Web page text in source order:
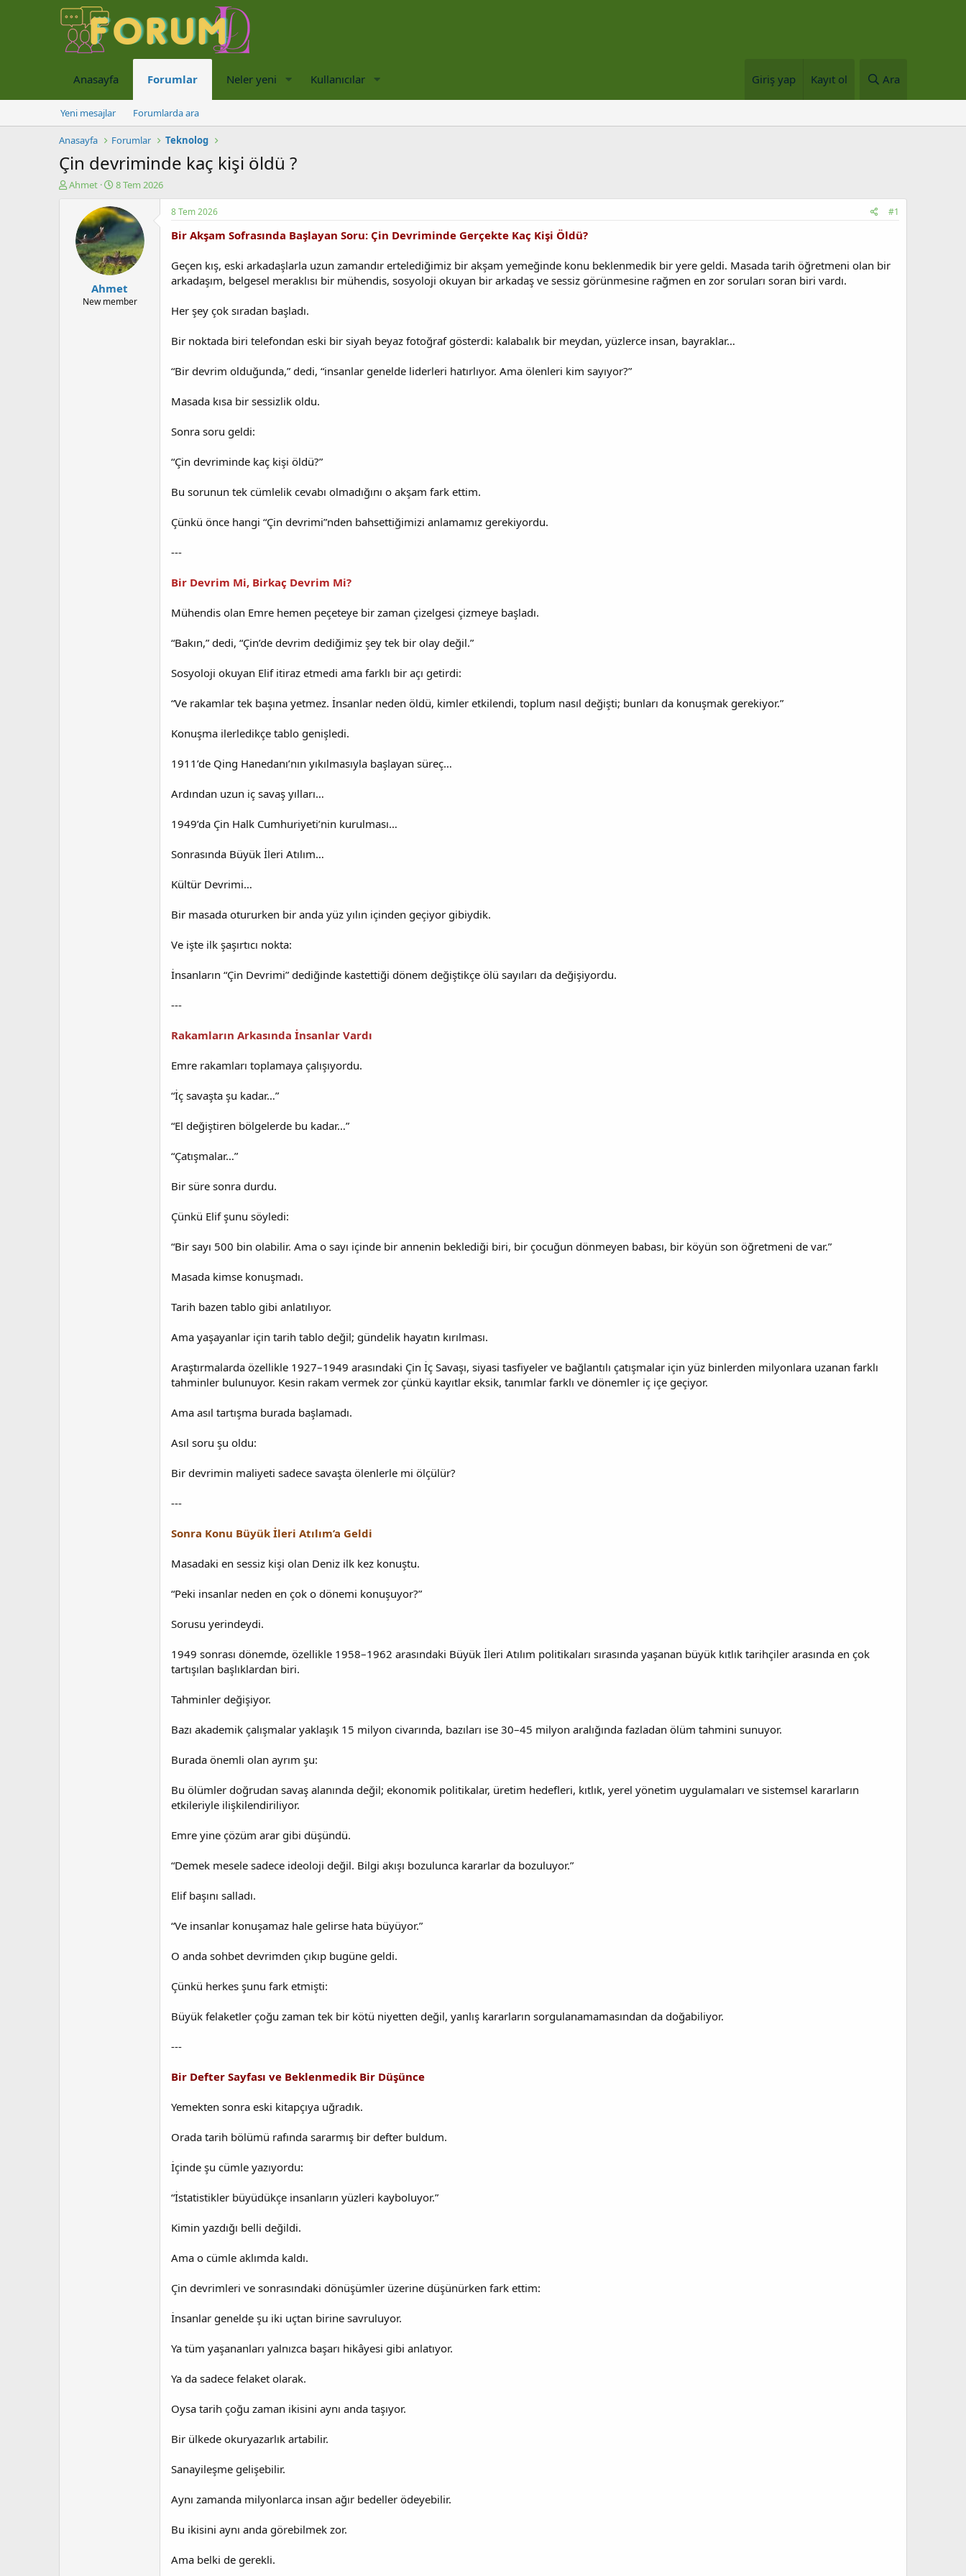
Anasayfa Forumlar Neler yeni Kullanıcılar Giriş yap Kayıt ol Ara
Yeni mesajlar Forumlarda ara
Anasayfa Forumlar Teknolog
Çin devriminde kaç kişi öldü ?
K
Ahmet
B
ş
l
a
n
g
ı
ç
t
8 Tem 2026
Ahmet
New member
8 Tem 2026 #1
Bir Akşam Sofrasında Başlayan Soru: Çin Devriminde Gerçekte Kaç Kişi Öldü?
Geçen kış, eski arkadaşlarla uzun zamandır ertelediğimiz bir akşam yemeğinde konu beklenmedik bir yere geldi. Masada tarih öğretmeni olan bir
arkadaşım, belgesel meraklısı bir mühendis, sosyoloji okuyan bir arkadaş ve sessiz görünmesine rağmen en zor soruları soran biri vardı.
Her şey çok sıradan başladı.
Bir noktada biri telefondan eski bir siyah beyaz fotoğraf gösterdi: kalabalık bir meydan, yüzlerce insan, bayraklar…
“Bir devrim olduğunda,” dedi, “insanlar genelde liderleri hatırlıyor. Ama ölenleri kim sayıyor?”
Masada kısa bir sessizlik oldu.
Sonra soru geldi:
“Çin devriminde kaç kişi öldü?”
Bu sorunun tek cümlelik cevabı olmadığını o akşam fark ettim.
Çünkü önce hangi “Çin devrimi”nden bahsettiğimizi anlamamız gerekiyordu.
---
Bir Devrim Mi, Birkaç Devrim Mi?
Mühendis olan Emre hemen peçeteye bir zaman çizelgesi çizmeye başladı.
“Bakın,” dedi, “Çin’de devrim dediğimiz şey tek bir olay değil.”
Sosyoloji okuyan Elif itiraz etmedi ama farklı bir açı getirdi:
“Ve rakamlar tek başına yetmez. İnsanlar neden öldü, kimler etkilendi, toplum nasıl değişti; bunları da konuşmak gerekiyor.”
Konuşma ilerledikçe tablo genişledi.
1911’de Qing Hanedanı’nın yıkılmasıyla başlayan süreç…
Ardından uzun iç savaş yılları…
1949’da Çin Halk Cumhuriyeti’nin kurulması…
Sonrasında Büyük İleri Atılım…
Kültür Devrimi…
Bir masada otururken bir anda yüz yılın içinden geçiyor gibiydik.
Ve işte ilk şaşırtıcı nokta:
İnsanların “Çin Devrimi” dediğinde kastettiği dönem değiştikçe ölü sayıları da değişiyordu.
---
Rakamların Arkasında İnsanlar Vardı
Emre rakamları toplamaya çalışıyordu.
“İç savaşta şu kadar…”
“El değiştiren bölgelerde bu kadar…”
“Çatışmalar…”
Bir süre sonra durdu.
Çünkü Elif şunu söyledi:
“Bir sayı 500 bin olabilir. Ama o sayı içinde bir annenin beklediği biri, bir çocuğun dönmeyen babası, bir köyün son öğretmeni de var.”
Masada kimse konuşmadı.
Tarih bazen tablo gibi anlatılıyor.
Ama yaşayanlar için tarih tablo değil; gündelik hayatın kırılması.
Araştırmalarda özellikle 1927–1949 arasındaki Çin İç Savaşı, siyasi tasfiyeler ve bağlantılı çatışmalar için yüz binlerden milyonlara uzanan farklı
tahminler bulunuyor. Kesin rakam vermek zor çünkü kayıtlar eksik, tanımlar farklı ve dönemler iç içe geçiyor.
Ama asıl tartışma burada başlamadı.
Asıl soru şu oldu:
Bir devrimin maliyeti sadece savaşta ölenlerle mi ölçülür?
---
Sonra Konu Büyük İleri Atılım’a Geldi
Masadaki en sessiz kişi olan Deniz ilk kez konuştu.
“Peki insanlar neden en çok o dönemi konuşuyor?”
Sorusu yerindeydi.
1949 sonrası dönemde, özellikle 1958–1962 arasındaki Büyük İleri Atılım politikaları sırasında yaşanan büyük kıtlık tarihçiler arasında en çok
tartışılan başlıklardan biri.
Tahminler değişiyor.
Bazı akademik çalışmalar yaklaşık 15 milyon civarında, bazıları ise 30–45 milyon aralığında fazladan ölüm tahmini sunuyor.
Burada önemli olan ayrım şu:
Bu ölümler doğrudan savaş alanında değil; ekonomik politikalar, üretim hedefleri, kıtlık, yerel yönetim uygulamaları ve sistemsel kararların
etkileriyle ilişkilendiriliyor.
Emre yine çözüm arar gibi düşündü.
“Demek mesele sadece ideoloji değil. Bilgi akışı bozulunca kararlar da bozuluyor.”
Elif başını salladı.
“Ve insanlar konuşamaz hale gelirse hata büyüyor.”
O anda sohbet devrimden çıkıp bugüne geldi.
Çünkü herkes şunu fark etmişti:
Büyük felaketler çoğu zaman tek bir kötü niyetten değil, yanlış kararların sorgulanamamasından da doğabiliyor.
---
Bir Defter Sayfası ve Beklenmedik Bir Düşünce
Yemekten sonra eski kitapçıya uğradık.
Orada tarih bölümü rafında sararmış bir defter buldum.
İçinde şu cümle yazıyordu:
“İstatistikler büyüdükçe insanların yüzleri kayboluyor.”
Kimin yazdığı belli değildi.
Ama o cümle aklımda kaldı.
Çin devrimleri ve sonrasındaki dönüşümler üzerine düşünürken fark ettim:
İnsanlar genelde şu iki uçtan birine savruluyor.
Ya tüm yaşananları yalnızca başarı hikâyesi gibi anlatıyor.
Ya da sadece felaket olarak.
Oysa tarih çoğu zaman ikisini aynı anda taşıyor.
Bir ülkede okuryazarlık artabilir.
Sanayileşme gelişebilir.
Aynı zamanda milyonlarca insan ağır bedeller ödeyebilir.
Bu ikisini aynı anda görebilmek zor.
Ama belki de gerekli.